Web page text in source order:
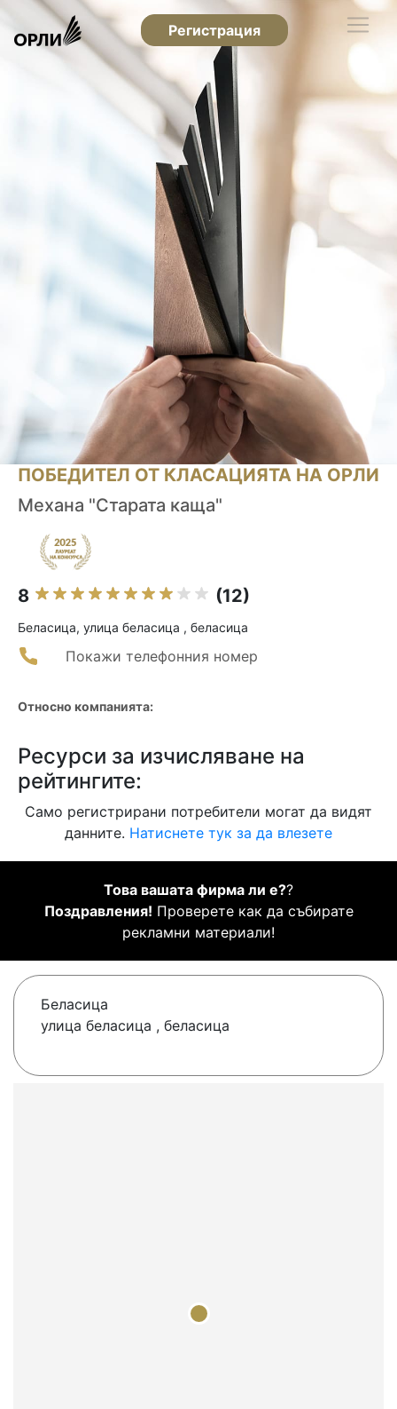
Регистрация
ПОБЕДИТЕЛ ОТ КЛАСАЦИЯТА НА ОРЛИ
Механа "Старата каща"
8 (12)
Беласица, улица беласица , беласица
Покажи телефонния номер
Относно компанията:
Ресурси за изчисляване на
рейтингите:
Само регистрирани потребители могат да видят
данните. Натиснете тук за да влезете
Това вашата фирма ли е??
Поздравления! Проверете как да събирате
рекламни материали!
Беласица
улица беласица , беласица